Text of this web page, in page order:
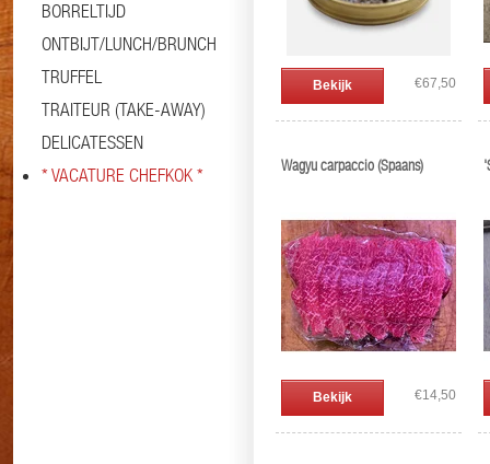
BORRELTIJD
ONTBIJT/LUNCH/BRUNCH
TRUFFEL
TRAITEUR (TAKE-AWAY)
DELICATESSEN
* VACATURE CHEFKOK *
Bekijk €67,50
Wagyu carpaccio (Spaans)
Bekijk €14,50